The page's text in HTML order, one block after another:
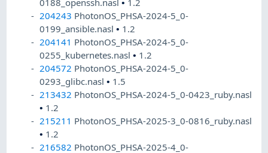
0188_openssh.nasl• 1.2
204243 PhotonOS_PHSA-2024-5_0-
0199_ansible.nasl• 1.2
204141 PhotonOS_PHSA-2024-5_0-
0255_kubernetes.nasl• 1.2
204572 PhotonOS_PHSA-2024-5_0-
0293_glibc.nasl• 1.5
213432 PhotonOS_PHSA-2024-5_0-0423_ruby.nasl
• 1.2
215211 PhotonOS_PHSA-2025-3_0-0816_ruby.nasl
• 1.2
216582 PhotonOS_PHSA-2025-4_0-